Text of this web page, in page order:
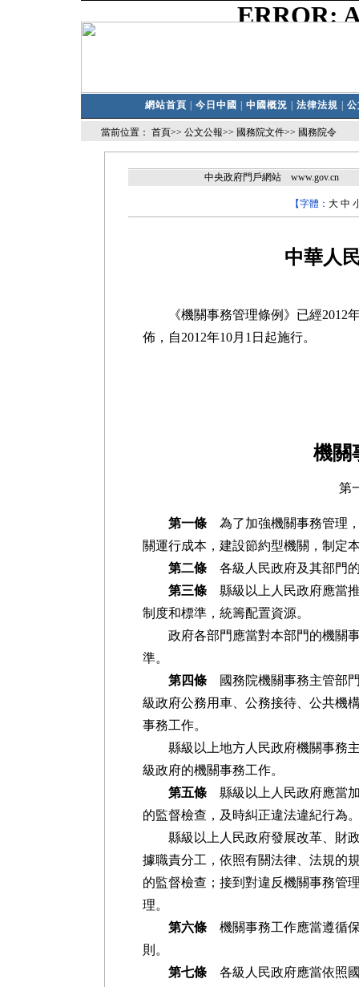
網站首頁 今日中國 中國概況 法律法規 公
當前位置： 首頁>> 公文公報>> 國務院文件>> 國務院令
中央政府門戶網站 www.gov.cn
【字體： 大 中
中華人
《機關事務管理條例》已經2012年
佈，自2012年10月1日起施行。
機關
第一條為了加強機關事務管理，
關運行成本，建設節約型機關，制定
第二條各級人民政府及其部門的
第三條縣級以上人民政府應當推
制度和標準，統籌配置資源。
政府各部門應當對本部門的機關事
準。
第四條國務院機關事務主管部門
級政府公務用車、公務接待、公共機
事務工作。
縣級以上地方人民政府機關事務主
級政府的機關事務工作。
第五條縣級以上人民政府應當加
的監督檢查，及時糾正違法違紀行為
縣級以上人民政府發展改革、財政
據職責分工，依照有關法律、法規的
的監督檢查；接到對違反機關事務管
理。
第六條機關事務工作應當遵循保
則。
第七條各級人民政府應當依照國